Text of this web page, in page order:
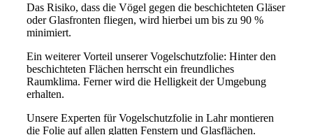
Das Risiko, dass die Vögel gegen die beschichteten Gläser
oder Glasfronten fliegen, wird hierbei um bis zu 90 %
minimiert.
Ein weiterer Vorteil unserer Vogelschutzfolie: Hinter den
beschichteten Flächen herrscht ein freundliches
Raumklima. Ferner wird die Helligkeit der Umgebung
erhalten.
Unsere Experten für Vogelschutzfolie in Lahr montieren
die Folie auf allen glatten Fenstern und Glasflächen.